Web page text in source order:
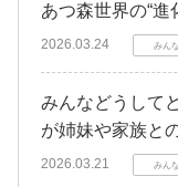
あつ森世界の“進
2026.03.24 みん
みんなどうして
が姉妹や家族と
2026.03.21 みん